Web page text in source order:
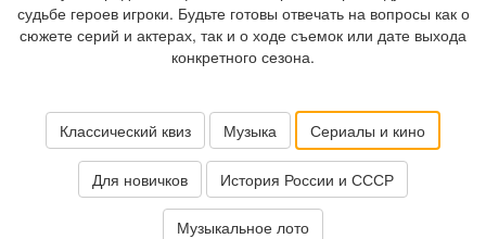
судьбе героев игроки. Будьте готовы отвечать на вопросы как о
сюжете серий и актерах, так и о ходе съемок или дате выхода
конкретного сезона.
Классический квиз Музыка Сериалы и кино
Для новичков История России и СССР
Музыкальное лото